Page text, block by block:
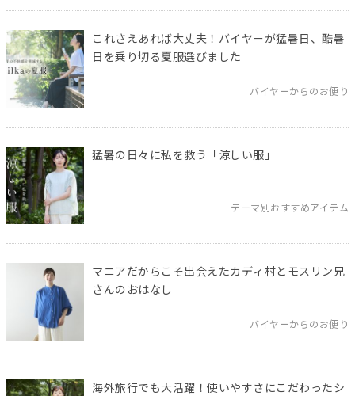
これさえあれば大丈夫！バイヤーが猛暑日、酷暑
日を乗り切る夏服選びました
バイヤーからのお便り
猛暑の日々に私を救う「涼しい服」
テーマ別おすすめアイテム
マニアだからこそ出会えたカディ村とモスリン兄
さんのおはなし
バイヤーからのお便り
海外旅行でも大活躍！使いやすさにこだわったシ